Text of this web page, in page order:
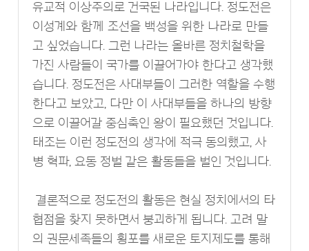
유교적 이상주의로 건국된 나라입니다. 정도전은
이성계와 함께 조선을 백성을 위한 나라로 만들
고 싶었습니다. 그런 나라는 올바른 정치철학을
가진 사람들이 국가를 이끌어가야 한다고 생각했
습니다. 정도전은 사대부들이 그러한 역할을 수행
한다고 보았고, 다만 이 사대부들을 하나의 방향
으로 이끌어갈 중심축인 왕이 필요했던 것입니다.
태조는 이런 정도전의 생각에 적극 동의했고, 사
병 혁파, 요동 정벌 같은 활동들을 벌인 것입니다.
결론적으로 정도전의 활동은 현실 정치에서의 타
협점을 찾지 못하면서 붕괴하게 됩니다. 고려 말
의 권문세족들의 횡포를 새로운 토지제도를 통해